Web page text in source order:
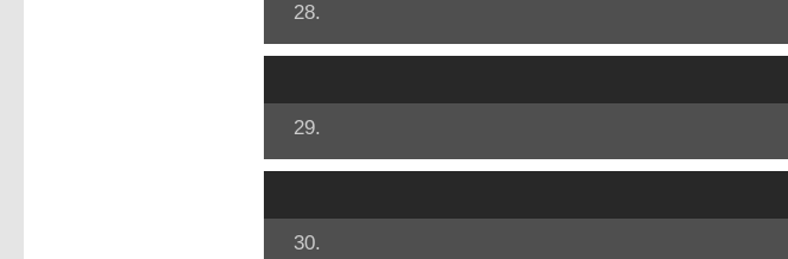
28.
29.
30.